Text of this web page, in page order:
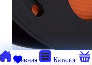
Главная Каталог